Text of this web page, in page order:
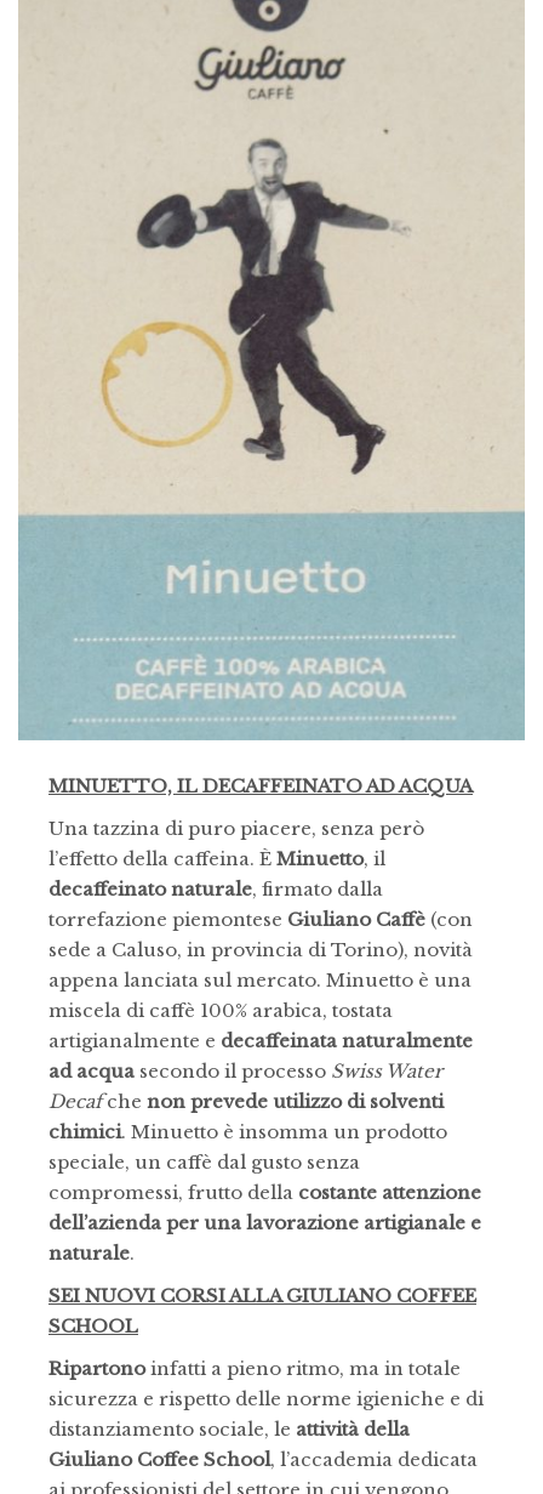
MINUETTO, IL DECAFFEINATO AD ACQUA
Una tazzina di puro piacere, senza però
l’effetto della caffeina. È Minuetto, il
decaffeinato naturale, firmato dalla
torrefazione piemontese Giuliano Caffè (con
sede a Caluso, in provincia di Torino), novità
appena lanciata sul mercato. Minuetto è una
miscela di caffè 100% arabica, tostata
artigianalmente e decaffeinata naturalmente
ad acqua secondo il processo Swiss Water
Decafche non prevede utilizzo di solventi
chimici. Minuetto è insomma un prodotto
speciale, un caffè dal gusto senza
compromessi, frutto della costante attenzione
dell’azienda per una lavorazione artigianale e
naturale.
SEI NUOVI CORSI ALLA GIULIANO COFFEE
SCHOOL
Ripartonoinfatti a pieno ritmo, ma in totale
sicurezza e rispetto delle norme igieniche e di
distanziamento sociale, le attività della
Giuliano Coffee School, l’accademia dedicata